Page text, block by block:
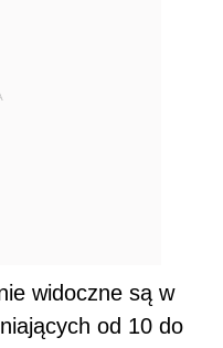
widoczne są w
od 10 do